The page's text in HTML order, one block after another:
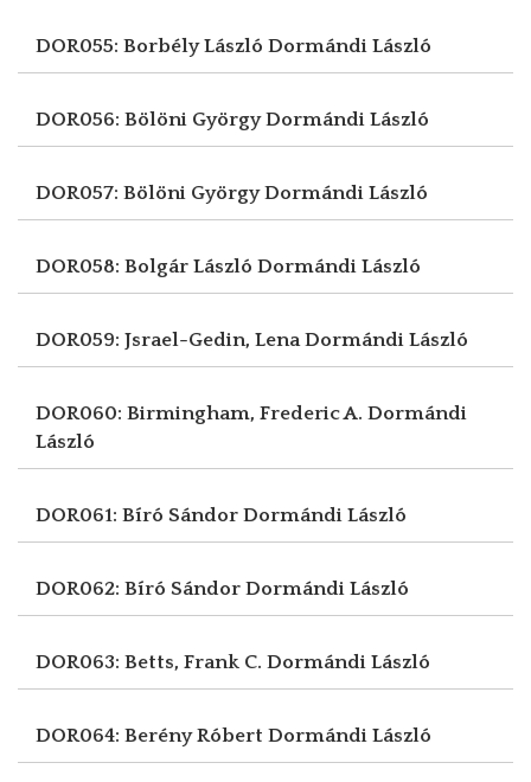
DOR055: Borbély László Dormándi László
DOR056: Bölöni GyörgyDormándi László
DOR057: Bölöni GyörgyDormándi László
DOR058: Bolgár László Dormándi László
DOR059: Jsrael-Gedin, LenaDormándi László
DOR060: Birmingham, Frederic A. Dormándi
László
DOR061: Bíró Sándor Dormándi László
DOR062: Bíró Sándor Dormándi László
DOR063: Betts, Frank C. Dormándi László
DOR064: Berény Róbert Dormándi László